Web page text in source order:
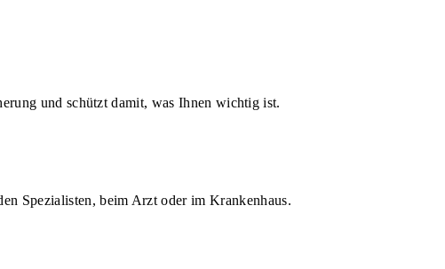
und schützt damit, was Ihnen wichtig ist.
Spezialisten, beim Arzt oder im Krankenhaus.